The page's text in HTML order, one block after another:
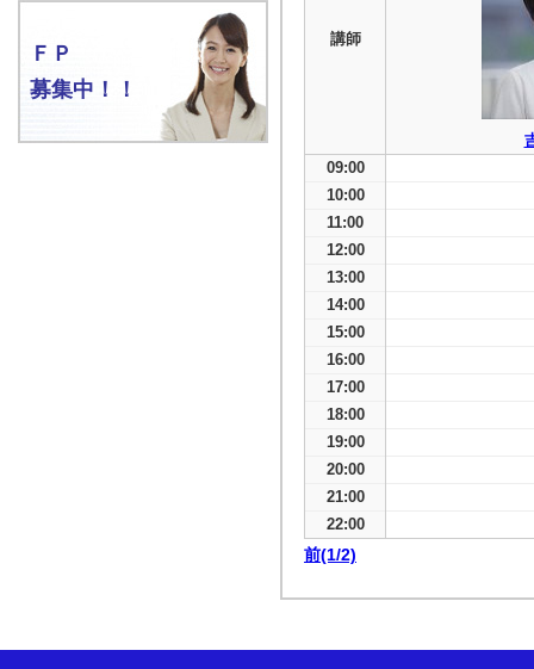
講師
09:00
10:00
11:00
12:00
13:00
14:00
15:00
16:00
17:00
18:00
19:00
20:00
21:00
22:00
前(1/2)
ＦＰ
募集中！！